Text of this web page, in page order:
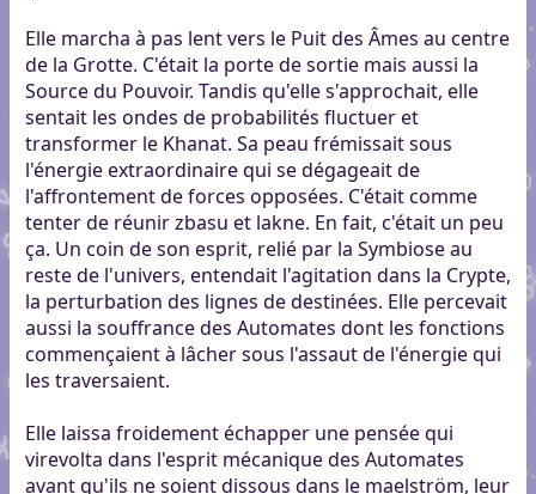
Elle marcha à pas lent vers le Puit des Âmes au centre
de la Grotte. C'était la porte de sortie mais aussi la
Source du Pouvoir. Tandis qu'elle s'approchait, elle
sentait les ondes de probabilités fluctuer et
transformer le Khanat. Sa peau frémissait sous
l'énergie extraordinaire qui se dégageait de
l'affrontement de forces opposées. C'était comme
tenter de réunir zbasu et lakne. En fait, c'était un peu
ça. Un coin de son esprit, relié par la Symbiose au
reste de l'univers, entendait l'agitation dans la Crypte,
la perturbation des lignes de destinées. Elle percevait
aussi la souffrance des Automates dont les fonctions
commençaient à lâcher sous l'assaut de l'énergie qui
les traversaient.
Elle laissa froidement échapper une pensée qui
virevolta dans l'esprit mécanique des Automates
avant qu'ils ne soient dissous dans le maelström, leur